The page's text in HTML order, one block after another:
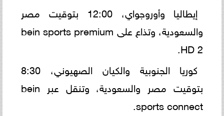
إيطاليا وأوروجواي، 12:00 بتوقيت مصر
والسعودية، وتذاع على bein sports premium
HD 2.
كوريا الجنوبية والكيان الصهيوني، 8:30
بتوقيت مصر والسعودية، وتنقل عبر bein
sports connect.